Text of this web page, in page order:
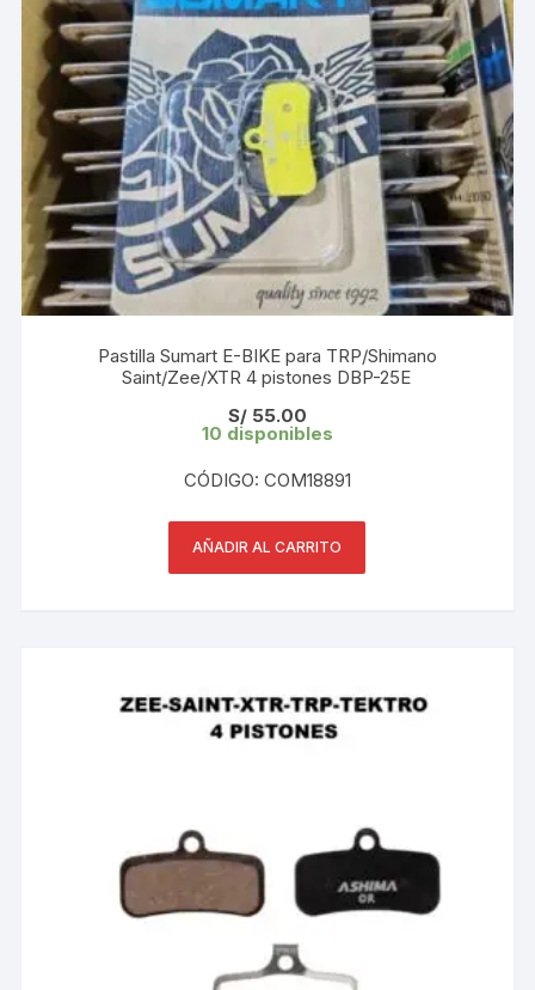
Pastilla Sumart E-BIKE para TRP/Shimano
Saint/Zee/XTR 4 pistones DBP-25E
S/55.00
10 disponibles
CÓDIGO: COM18891
AÑADIR AL CARRITO